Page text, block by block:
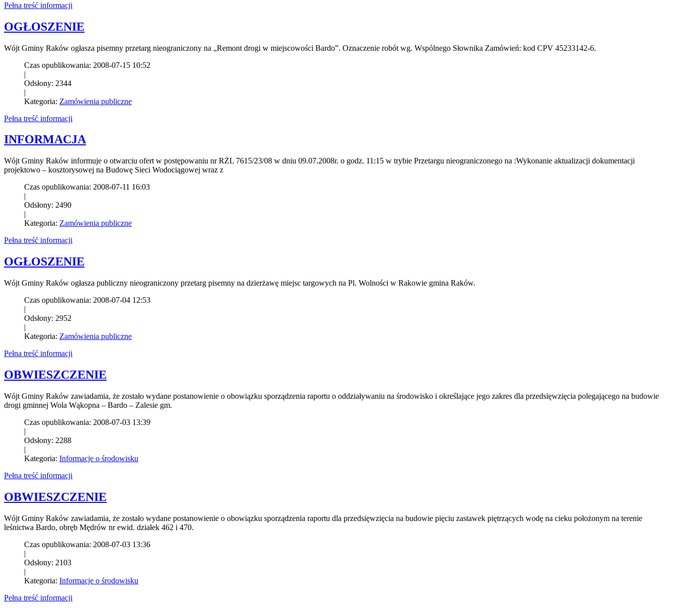
Pełna treść informacji
OGŁOSZENIE
Wójt Gminy Raków ogłasza pisemny przetarg nieograniczony na „Remont drogi w miejscowości Bardo”. Oznaczenie robót wg. Wspólnego Słownika Zamówień: kod CPV 45233142-6.
Czas opublikowania: 2008-07-15 10:52
|
Odsłony: 2344
|
Kategoria: Zamówienia publiczne
Pełna treść informacji
INFORMACJA
Wójt Gminy Raków informuje o otwarciu ofert w postępowaniu nr RŻL 7615/23/08 w dniu 09.07.2008r. o godz. 11:15 w trybie Przetargu nieograniczonego na :Wykonanie aktualizacji dokumentacji
projektowo – kosztorysowej na Budowę Sieci Wodociągowej wraz z
Czas opublikowania: 2008-07-11 16:03
|
Odsłony: 2490
|
Kategoria: Zamówienia publiczne
Pełna treść informacji
OGŁOSZENIE
Wójt Gminy Raków ogłasza publiczny nieograniczony przetarg pisemny na dzierżawę miejsc targowych na Pl. Wolności w Rakowie gmina Raków.
Czas opublikowania: 2008-07-04 12:53
|
Odsłony: 2952
|
Kategoria: Zamówienia publiczne
Pełna treść informacji
OBWIESZCZENIE
Wójt Gminy Raków zawiadamia, że zostało wydane postanowienie o obowiązku sporządzenia raportu o oddziaływaniu na środowisko i określające jego zakres dla przedsięwzięcia polegającego na budowie
drogi gminnej Wola Wąkopna – Bardo – Zalesie gm.
Czas opublikowania: 2008-07-03 13:39
|
Odsłony: 2288
|
Kategoria: Informacje o środowisku
Pełna treść informacji
OBWIESZCZENIE
Wójt Gminy Raków zawiadamia, że zostało wydane postanowienie o obowiązku sporządzenia raportu dla przedsięwzięcia na budowie pięciu zastawek piętrzących wodę na cieku położonym na terenie
leśnictwa Bardo, obręb Mędrów nr ewid. działek 462 i 470.
Czas opublikowania: 2008-07-03 13:36
|
Odsłony: 2103
|
Kategoria: Informacje o środowisku
Pełna treść informacji